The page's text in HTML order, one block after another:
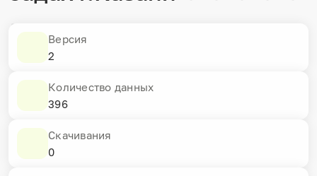
Версия
2
Количество данных
396
Скачивания
0